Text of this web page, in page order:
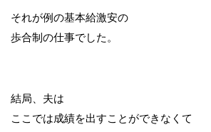
それが例の基本給激安の
歩合制の仕事でした。
結局、夫は
ここでは成績を出すことができなくて